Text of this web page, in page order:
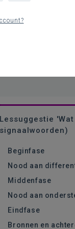
Lessuggestie
signaalwoorden)
Beginfase
Nood aan
Middenfase
Nood aan
Eindfase
Bronnen en